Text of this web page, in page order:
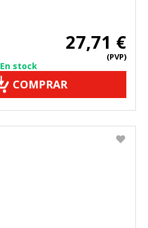
27,71 €
(PVP)
En stock
COMPRAR